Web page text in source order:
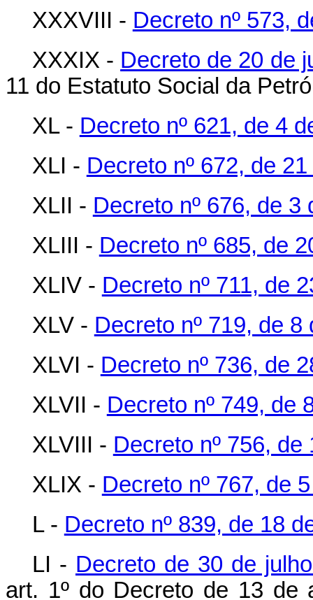
XXXVIII - Decreto nº 573,
XXXIX - Decreto de 20 de
11 do Estatuto Social da
XL - Decreto nº 621, de 4
XLI - Decreto nº 672, de
XLII - Decreto nº 676, de
XLIII - Decreto nº 685, de
XLIV - Decreto nº 711, de
XLV - Decreto nº 719, de
XLVI - Decreto nº 736, de
XLVII - Decreto nº 749, de
XLVIII - Decreto nº 756,
XLIX - Decreto nº 767, de
L - Decreto nº 839, de 18
LI - Decreto de 30 de
art. 1º do Decreto de 13 de